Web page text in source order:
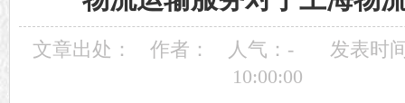
文章出处： 作者： 人气： -
发表时
10:00:00